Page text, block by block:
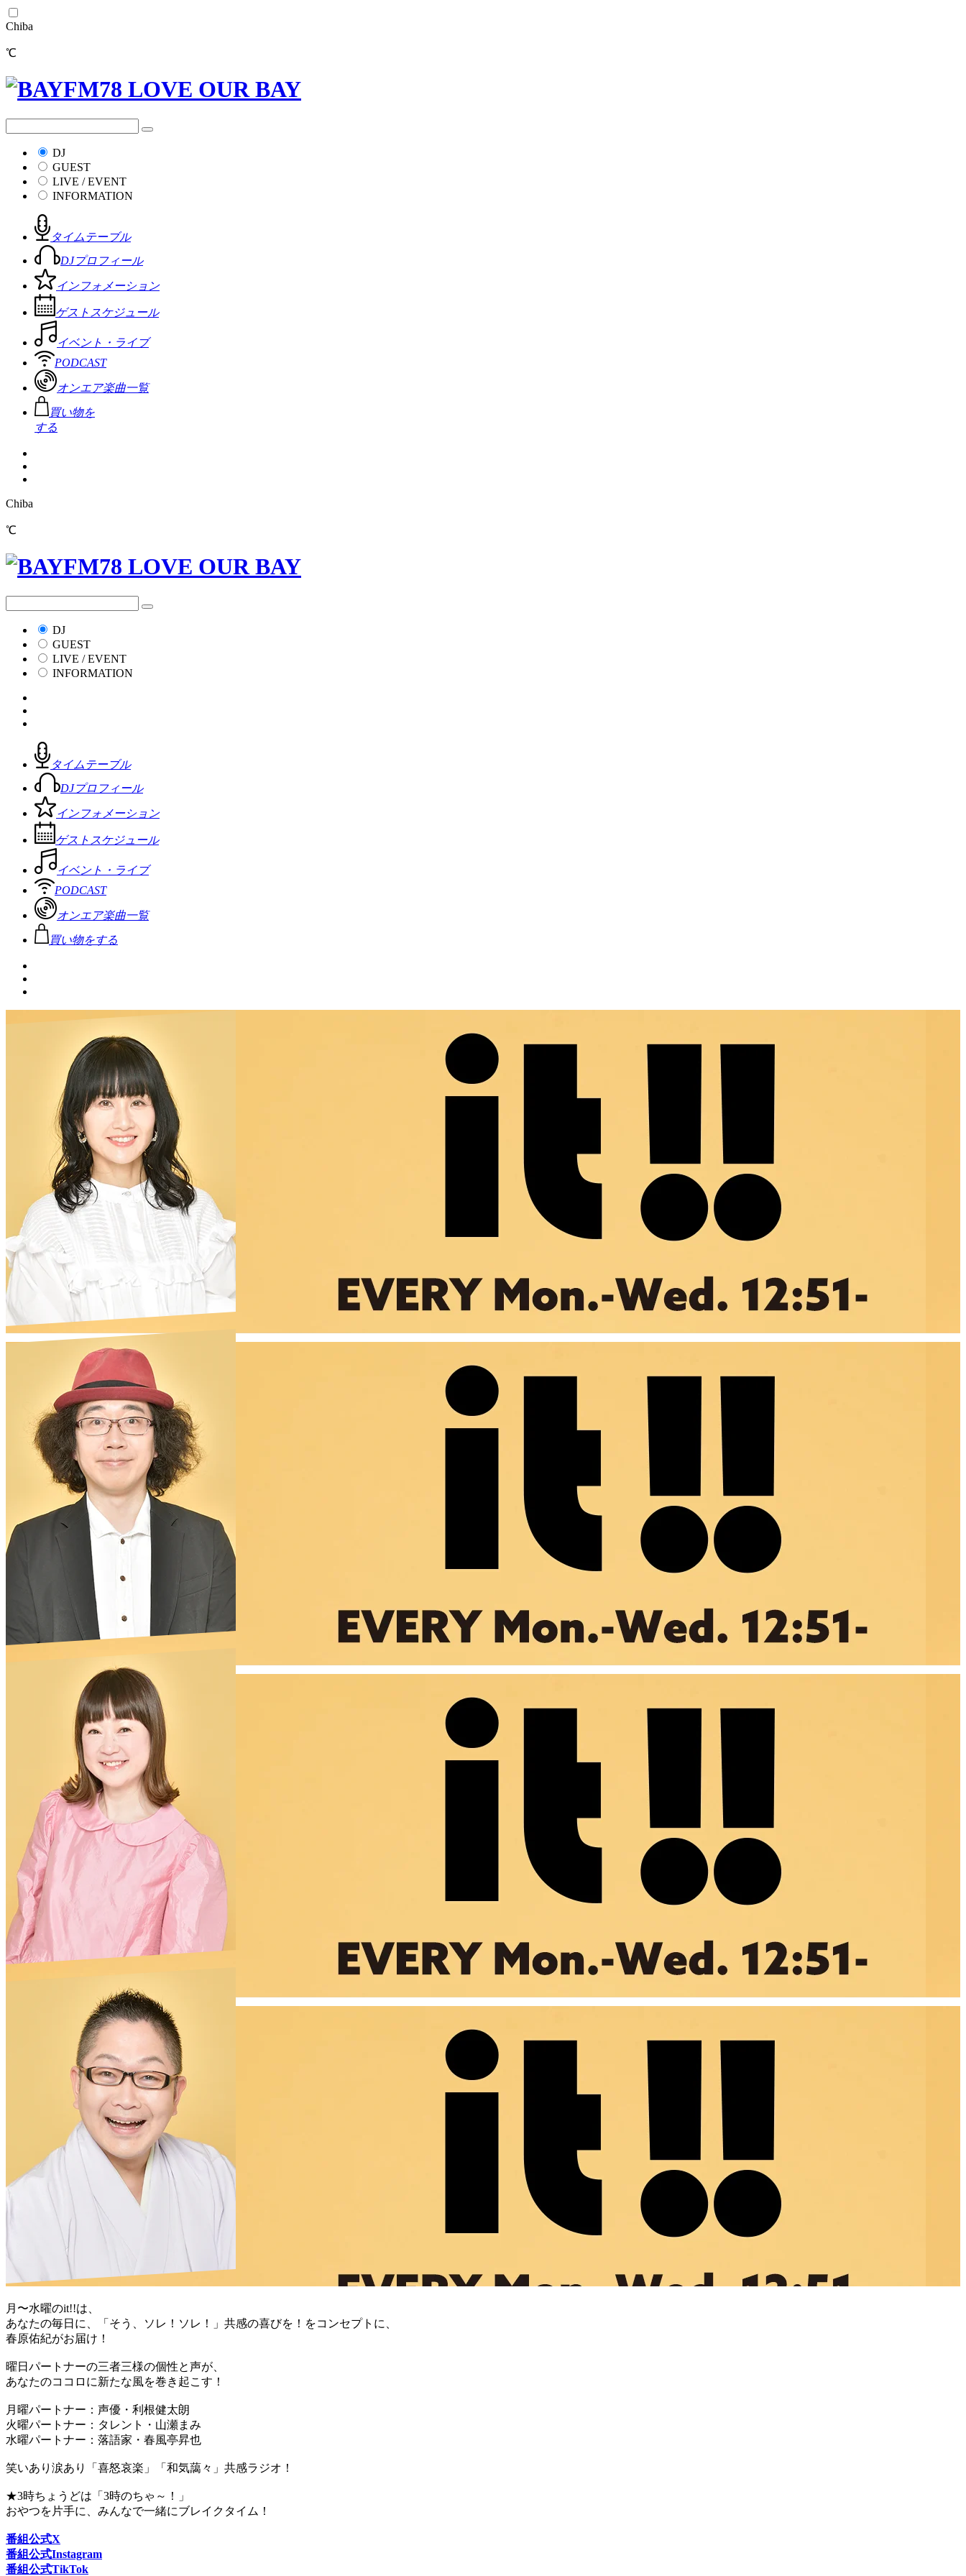
Chiba
℃
DJ
GUEST
LIVE / EVENT
INFORMATION
タイムテーブル
DJプロフィール
インフォメーション
ゲストスケジュール
イベント・ライブ
PODCAST
オンエア楽曲一覧
買い物を
する
Chiba
℃
DJ
GUEST
LIVE / EVENT
INFORMATION
タイムテーブル
DJプロフィール
インフォメーション
ゲストスケジュール
イベント・ライブ
PODCAST
オンエア楽曲一覧
買い物をする
月〜水曜のit!!は、
あなたの毎日に、「そう、ソレ！ソレ！」共感の喜びを！をコンセプトに、
春原佑紀がお届け！
曜日パートナーの三者三様の個性と声が、
あなたのココロに新たな風を巻き起こす！
月曜パートナー：声優・利根健太朗
火曜パートナー：タレント・山瀬まみ
水曜パートナー：落語家・春風亭昇也
笑いあり涙あり「喜怒哀楽」「和気藹々」共感ラジオ！
★3時ちょうどは「3時のちゃ～！」
おやつを片手に、みんなで一緒にブレイクタイム！
番組公式X
番組公式Instagram
番組公式TikTok